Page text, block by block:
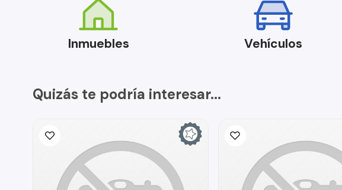
Inmuebles Vehículos
Quizás te podría interesar...